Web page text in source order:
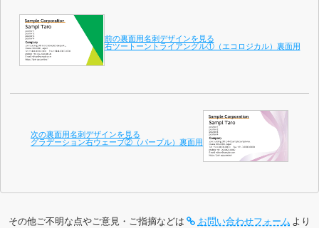
前の裏面用名刺デザインを見る
右ツートーントライアングル①（エコロジカル）裏面用
次の裏面用名刺デザインを見る
グラデーション右ウェーブ②（パープル）裏面用
その他ご不明な点やご意見・ご指摘などは お問い合わせフォーム より